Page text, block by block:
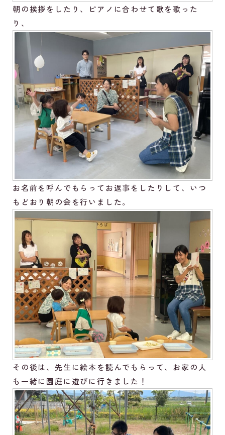
朝の挨拶をしたり、ピアノに合わせて歌を歌った
り、
お名前を呼んでもらってお返事をしたりして、いつ
もどおり朝の会を行いました。
その後は、先生に絵本を読んでもらって、お家の人
も一緒に園庭に遊びに行きました！